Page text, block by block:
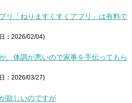
リ「ねりますくすくアプリ」は有料で
：2026/02/04)
、体調が悪いので家事を手伝ってもら
：2026/03/27)
欲しいのですが